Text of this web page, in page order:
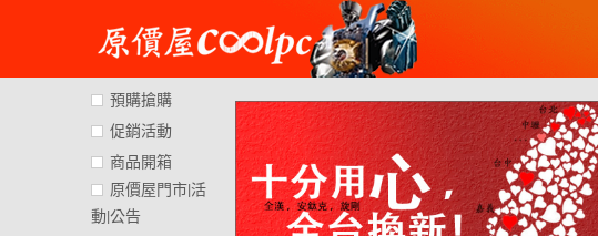
content
預購搶購
促銷活動
商品開箱
原價屋門市|活
動|公告